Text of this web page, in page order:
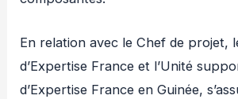
En relation avec le Chef de projet,
d’Expertise France et l’Unité
d’Expertise France en Guinée,